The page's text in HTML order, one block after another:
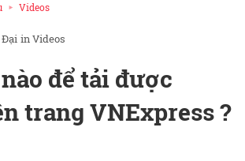
Videos
Đại inVideos
để tải được
trang VNExpress ?